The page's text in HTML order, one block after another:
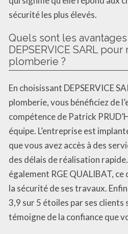
sécurité les plus élevés.
Quels sont les
DEPSERVICE SARL
plomberie ?
En choisissant DEPSERVICE
plomberie, vous bénéficiez de
compétence de Patrick
équipe. L’entreprise est
que vous avez accès à des
des délais de réalisation rapide.
également RGE QUALIBAT,
la sécurité de ses travaux.
3,9 sur 5 étoiles par ses clients
témoigne de la confiance que